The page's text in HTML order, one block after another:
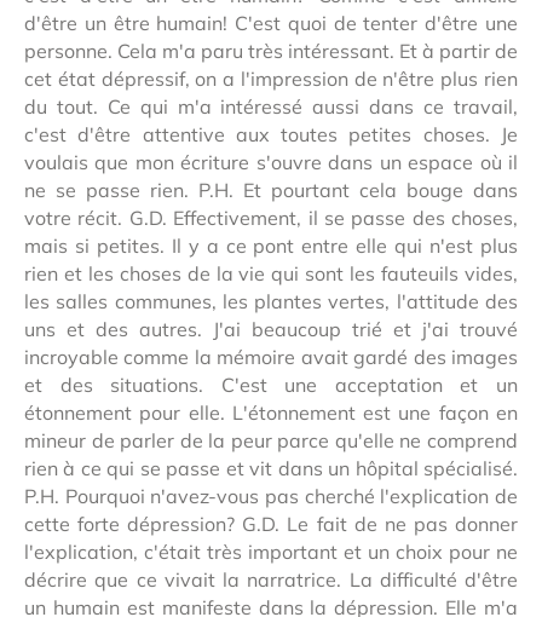
d'être un être humain! C'est quoi de tenter d'être une
personne. Cela m'a paru très intéressant. Et à partir de
cet état dépressif, on a l'impression de n'être plus rien
du tout. Ce qui m'a intéressé aussi dans ce travail,
c'est d'être attentive aux toutes petites choses. Je
voulais que mon écriture s'ouvre dans un espace où il
ne se passe rien. P.H. Et pourtant cela bouge dans
votre récit. G.D. Effectivement, il se passe des choses,
mais si petites. Il y a ce pont entre elle qui n'est plus
rien et les choses de la vie qui sont les fauteuils vides,
les salles communes, les plantes vertes, l'attitude des
uns et des autres. J'ai beaucoup trié et j'ai trouvé
incroyable comme la mémoire avait gardé des images
et des situations. C'est une acceptation et un
étonnement pour elle. L'étonnement est une façon en
mineur de parler de la peur parce qu'elle ne comprend
rien à ce qui se passe et vit dans un hôpital spécialisé.
P.H. Pourquoi n'avez-vous pas cherché l'explication de
cette forte dépression? G.D. Le fait de ne pas donner
l'explication, c'était très important et un choix pour ne
décrire que ce vivait la narratrice. La difficulté d'être
un humain est manifeste dans la dépression. Elle m'a